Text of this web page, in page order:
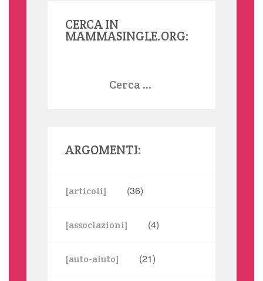
CERCA IN
MAMMASINGLE.ORG:
ARGOMENTI:
[articoli] (36)
[associazioni] (4)
[auto-aiuto] (21)